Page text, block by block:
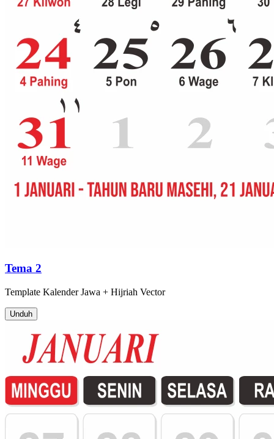
Tema 2
Template Kalender Jawa + Hijriah Vector
Unduh